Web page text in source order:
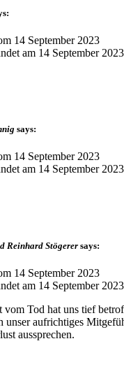
14 September 2023
am 14 September 2023
says:
14 September 2023
am 14 September 2023
Reinhard Stögerersays:
14 September 2023
am 14 September 2023
vom Tod hat uns tief
unser aufrichtiges
aussprechen.